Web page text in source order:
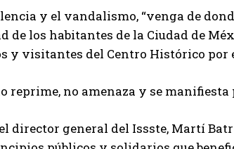
y el vandalismo, “venga de
de los habitantes de la Ciudad de
y visitantes del Centro Histórico por
reprime, no amenaza y se
director general del Issste, Martí